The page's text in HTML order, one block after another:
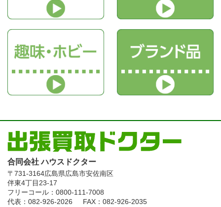
合同会社 ハウスドクター
〒731-3164広島県広島市安佐南区
伴東4丁目23-17
フリーコール：0800-111-7008
代表：082-926-2026
FAX：082-926-2035